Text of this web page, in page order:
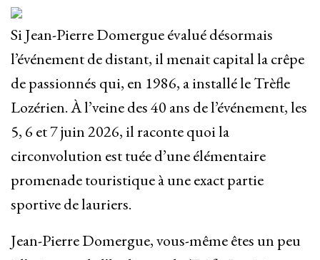
Si Jean-Pierre Domergue évalué désormais
l’événement de distant, il menait capital la crêpe
de passionnés qui, en 1986, a installé le Trèfle
Lozérien. À l’veine des 40 ans de l’événement, les
5, 6 et 7 juin 2026, il raconte quoi la
circonvolution est tuée d’une élémentaire
promenade touristique à une exact partie
sportive de lauriers.
Jean-Pierre Domergue, vous-même êtes un peu